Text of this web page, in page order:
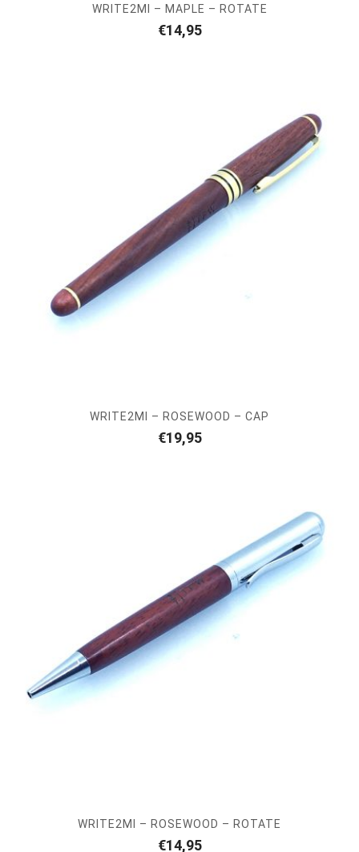
WRITE2MI – MAPLE – ROTATE
€14,95
WRITE2MI – ROSEWOOD – CAP
€19,95
WRITE2MI – ROSEWOOD – ROTATE
€14,95